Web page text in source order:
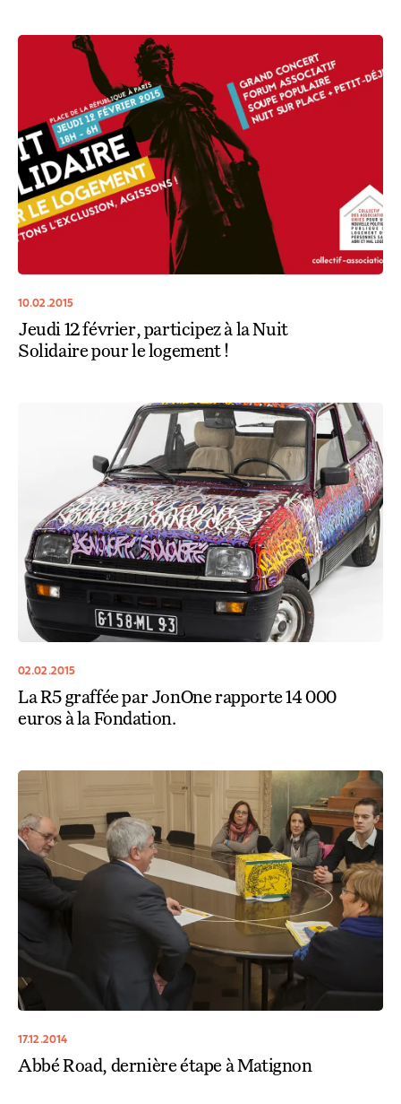
10.02.2015
Jeudi 12 février, participez à la Nuit
Solidaire pour le logement !
02.02.2015
La R5 graffée par JonOne rapporte 14 000
euros à la Fondation.
17.12.2014
Abbé Road, dernière étape à Matignon